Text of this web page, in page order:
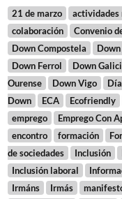
21 de marzo actividades
colaboración
Convenio
Down Compostela
Down Ferrol
Down
Ourense
Down Vigo
Down
ECA Ecofriendly
emprego
Emprego Con
encontro
formación
de sociedades
Inclusión
Inclusión laboral
Irmáns
Irmás